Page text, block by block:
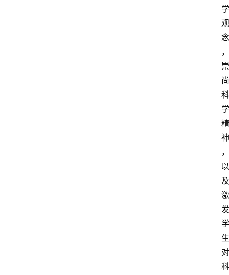
学
观
念
，
崇
尚
科
学
精
神
，
以
及
激
发
学
生
对
科